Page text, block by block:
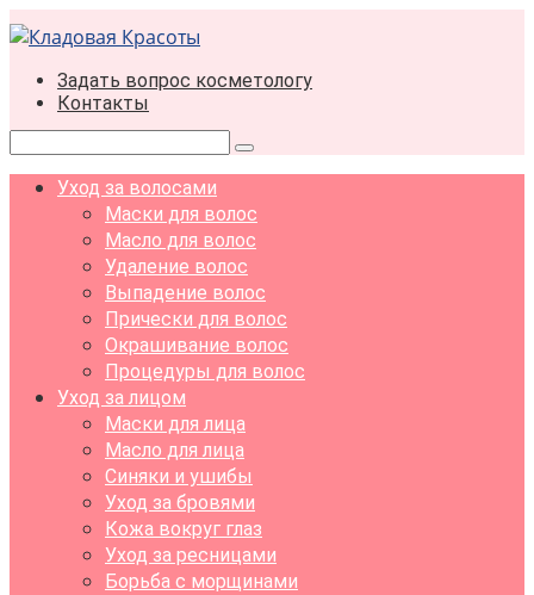
Перейти
к
контентуЗадать вопрос косметологу
Контакты
Поиск:
Уход за волосами
Маски для волос
Масло для волос
Удаление волос
Выпадение волос
Прически для волос
Окрашивание волос
Процедуры для волос
Уход за лицом
Маски для лица
Масло для лица
Синяки и ушибы
Уход за бровями
Кожа вокруг глаз
Уход за ресницами
Борьба с морщинами